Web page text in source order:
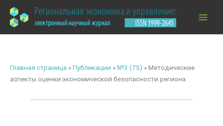
содержимому
Главная страница »Публикации » №3 (75) »Методические
аспекты оценки экономической безопасности региона